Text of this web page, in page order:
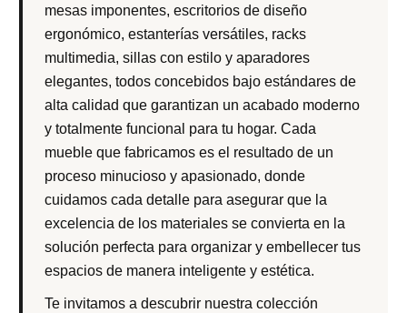
mesas imponentes, escritorios de diseño
ergonómico, estanterías versátiles, racks
multimedia, sillas con estilo y aparadores
elegantes, todos concebidos bajo estándares de
alta calidad que garantizan un acabado moderno
y totalmente funcional para tu hogar. Cada
mueble que fabricamos es el resultado de un
proceso minucioso y apasionado, donde
cuidamos cada detalle para asegurar que la
excelencia de los materiales se convierta en la
solución perfecta para organizar y embellecer tus
espacios de manera inteligente y estética.
Te invitamos a descubrir nuestra colección